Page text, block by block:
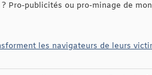
Pro-publicités ou pro-minage de
les navigateurs de leurs